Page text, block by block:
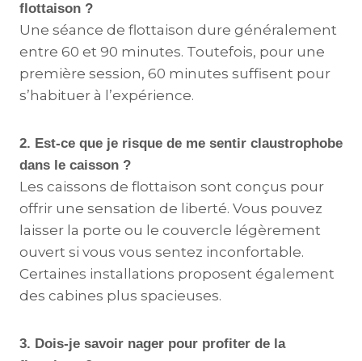
flottaison ?
Une séance de flottaison dure généralement
entre 60 et 90 minutes. Toutefois, pour une
première session, 60 minutes suffisent pour
s’habituer à l’expérience.
2. Est-ce que je risque de me sentir claustrophobe
dans le caisson ?
Les caissons de flottaison sont conçus pour
offrir une sensation de liberté. Vous pouvez
laisser la porte ou le couvercle légèrement
ouvert si vous vous sentez inconfortable.
Certaines installations proposent également
des cabines plus spacieuses.
3. Dois-je savoir nager pour profiter de la